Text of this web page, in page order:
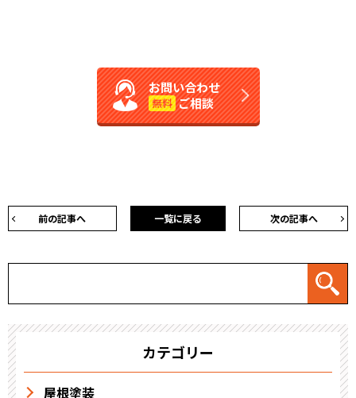
お問い合わせ
無料 ご相談
前の記事へ 次の記事へ
一覧に戻る
カテゴリー
屋根塗装